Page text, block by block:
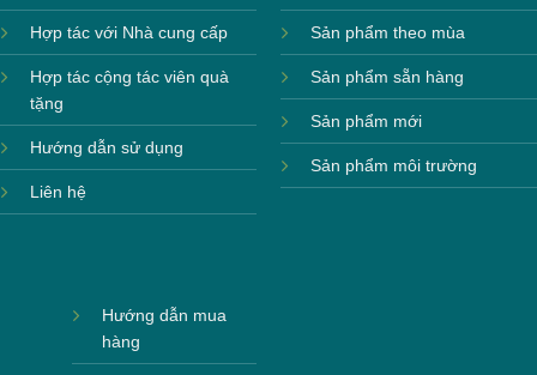
Hộp xi bình giữ nhiệt
Hợp tác với Nhà cung cấp
Hợp tác cộng tác viên quà
tặng
Hướng dẫn sử dụng
Liên hệ
Sản phẩm theo mùa
Sản phẩm sẵn hàng
Sản phẩm mới
Sản phẩm môi trường
Hướng dẫn mua
hàng